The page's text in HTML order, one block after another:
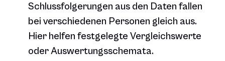
Schlussfolgerungen aus den Daten fallen
bei verschiedenen Personen gleich aus.
Hier helfen festgelegte Vergleichswerte
oder Auswertungsschemata.